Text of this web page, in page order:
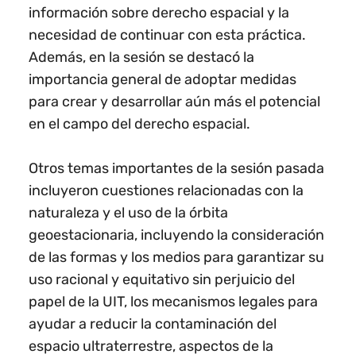
información sobre derecho espacial y la
necesidad de continuar con esta práctica.
Además, en la sesión se destacó la
importancia general de adoptar medidas
para crear y desarrollar aún más el potencial
en el campo del derecho espacial.
Otros temas importantes de la sesión pasada
incluyeron cuestiones relacionadas con la
naturaleza y el uso de la órbita
geoestacionaria, incluyendo la consideración
de las formas y los medios para garantizar su
uso racional y equitativo sin perjuicio del
papel de la UIT, los mecanismos legales para
ayudar a reducir la contaminación del
espacio ultraterrestre, aspectos de la